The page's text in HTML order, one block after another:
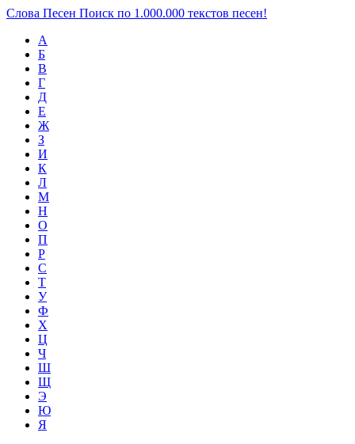
Слова Песен Поиск по 1.000.000 текстов песен!
А
Б
В
Г
Д
Е
Ж
З
И
К
Л
М
Н
О
П
Р
С
Т
У
Ф
Х
Ц
Ч
Ш
Щ
Э
Ю
Я